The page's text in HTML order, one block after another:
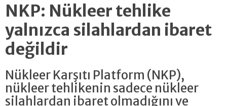
NKP: Nükleer tehlike
yalnızca silahlardan ibaret
değildir
Nükleer Karşıtı Platform (NKP),
nükleer tehlikenin sadece nükleer
silahlardan ibaret olmadığını ve